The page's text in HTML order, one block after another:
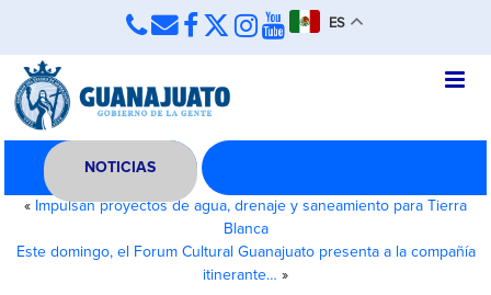
ES
NOTICIAS
« Impulsan proyectos de agua, drenaje y saneamiento para Tierra
Blanca
Este domingo, el Forum Cultural Guanajuato presenta a la compañía
itinerante… »